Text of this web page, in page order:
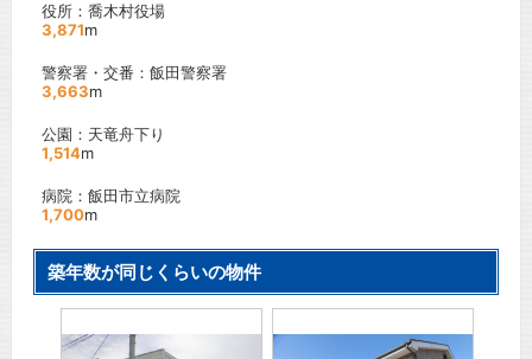
役所：喬木村役場
3,871m
警察署・交番：飯田警察署
3,663m
公園：天竜舟下り
1,514m
病院：飯田市立病院
1,700m
築年数が同じくらいの物件